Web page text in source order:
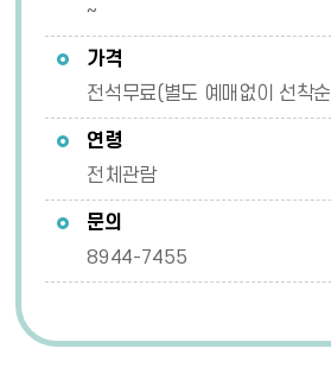
~
가격
전석무료(별도 예매없이 선착
연령
전체관람
문의
8944-7455